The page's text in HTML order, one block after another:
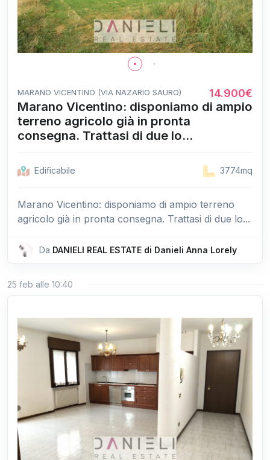
MARANO VICENTINO (VIA NAZARIO SAURO) 14.900€
Marano Vicentino: disponiamo di ampio
terreno agricolo già in pronta
consegna. Trattasi di due lo...
Edificabile 3774mq
Marano Vicentino: disponiamo di ampio terreno
agricolo già in pronta consegna. Trattasi di due lo...
Da DANIELI REAL ESTATE di Danieli Anna Lorely
25 feb alle 10:40